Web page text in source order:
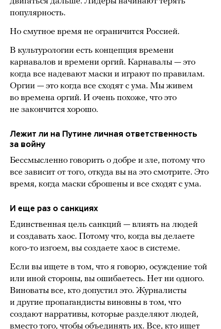
популярность.
Но смутное время не ограничится Россией.
В культурологии есть концепция времени
карнавалов и времени оргий. Карнавалы — это
когда все надевают маски и играют по правилам.
Оргии — это когда все сходят с ума. Мы живем
во времена оргий. И очень похоже, что это
не закончится хорошо.
Лежит ли на Путине личная ответственность
за войну
Бессмысленно говорить о добре и зле, потому что
все зависит от того, откуда вы на это смотрите. Это
время, когда маски сброшены и все сходят с ума.
И еще раз о санкциях
Единственная цель санкций — влиять на людей
и создавать хаос. Потому что, когда вы делаете
кого-то изгоем, вы создаете хаос в системе.
Если вы ищете в том, что я говорю, осуждение той
или иной стороны, вы ошибаетесь. Нет ни одного.
Виноваты все, кто допустил это. Журналисты
и другие пропагандисты виновны в том, что
создают нарративы, которые разделяют людей,
вместо того, чтобы объединять их. Все, кто ищет